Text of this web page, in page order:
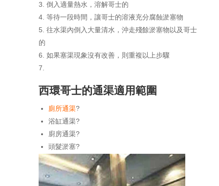
倒入適量熱水，溶解哥士的
等待一段時間，讓哥士的溶液充分腐蝕淤塞物
往水渠內倒入大量清水，沖走殘餘淤塞物以及哥士
的
如果塞渠現象沒有改善，則重複以上步驟
西環哥士的通渠適用範圍
廁所通渠?
浴缸通渠?
廚房通渠?
頭髮淤塞?